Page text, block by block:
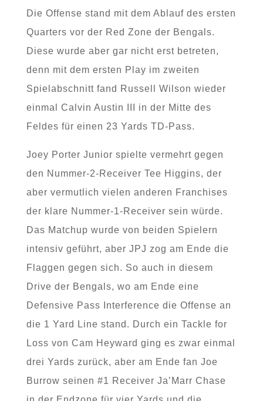
Die Offense stand mit dem Ablauf des ersten
Quarters vor der Red Zone der Bengals.
Diese wurde aber gar nicht erst betreten,
denn mit dem ersten Play im zweiten
Spielabschnitt fand Russell Wilson wieder
einmal Calvin Austin III in der Mitte des
Feldes für einen 23 Yards TD-Pass.
Joey Porter Junior spielte vermehrt gegen
den Nummer-2-Receiver Tee Higgins, der
aber vermutlich vielen anderen Franchises
der klare Nummer-1-Receiver sein würde.
Das Matchup wurde von beiden Spielern
intensiv geführt, aber JPJ zog am Ende die
Flaggen gegen sich. So auch in diesem
Drive der Bengals, wo am Ende eine
Defensive Pass Interference die Offense an
die 1 Yard Line stand. Durch ein Tackle for
Loss von Cam Heyward ging es zwar einmal
drei Yards zurück, aber am Ende fan Joe
Burrow seinen #1 Receiver Ja’Marr Chase